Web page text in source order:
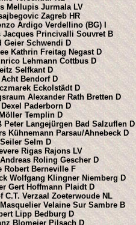
Mellupis Jurmala LV
Zagreb HR
Ardigo Verdellino (BG) I
Jacques Princivalli Souvret B
Geier Schwendi D
Kathrin Freitag Negast D
Lehmann Cottbus D
Selfkant D
Bendorf D
Eckolstädt D
Alexander Rath Bretten D
Paderborn D
Templin D
Peter Langejürgen Bad Salzuflen D
Kühnemann Parsau/Ahnebeck D
Selm D
Rigas Rajons LV
Roling Gescher D
Robert Berneville F
Wolfgang Klingner Niemberg D
Gert Hoffmann Plaidt D
Verzaal Zoeterwoude NL
Velaine Sur Sambre B
Lipp Bedburg D
Blomeier Pilsach D